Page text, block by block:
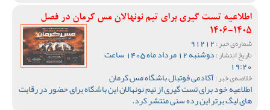
اطلاعیه تست گیری برای تیم نونهالان مس کرمان در فصل
1405-1406
شماره‌ی خبر :
تاریخ انتشار : دوشنبه 12 مرداد ماه 1405 ساعت
19:20
خلاصه‌ی خبر :آکادمی فوتبال باشگاه مس کرمان
اطلاعیه خود برای تست گیری از تیم نونهالان این باشگاه برای حضور در رقابت
های لیگ برتر این رده سنی منتشر کرد.